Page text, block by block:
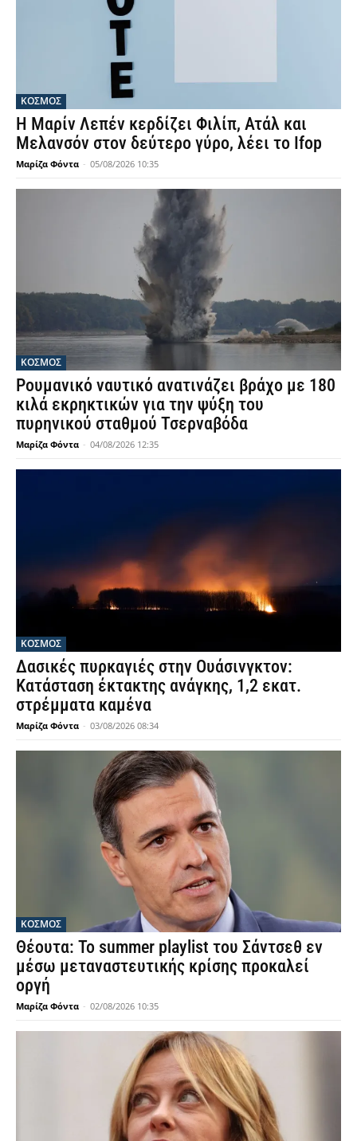
ΚΟΣΜΟΣ
Η Μαρίν Λεπέν κερδίζει Φιλίπ, Ατάλ και
Μελανσόν στον δεύτερο γύρο, λέει το Ifop
Μαρίζα Φόντα - 05/08/2026 10:35
ΚΟΣΜΟΣ
Ρουμανικό ναυτικό ανατινάζει βράχο με 180
κιλά εκρηκτικών για την ψύξη του
πυρηνικού σταθμού Τσερναβόδα
Μαρίζα Φόντα - 04/08/2026 12:35
ΚΟΣΜΟΣ
Δασικές πυρκαγιές στην Ουάσινγκτον:
Κατάσταση έκτακτης ανάγκης, 1,2 εκατ.
στρέμματα καμένα
Μαρίζα Φόντα - 03/08/2026 08:34
ΚΟΣΜΟΣ
Θέουτα: Το summer playlist του Σάντσεθ εν
μέσω μεταναστευτικής κρίσης προκαλεί
οργή
Μαρίζα Φόντα - 02/08/2026 10:35